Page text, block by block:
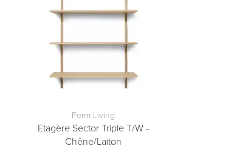
Ferm Living
Etagère Sector Triple T/W -
Chêne/Laiton